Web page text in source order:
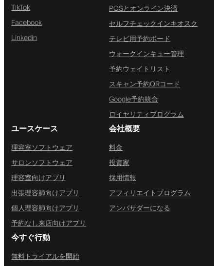
TikTok
Facebook
Linkedin
POSとオンライン決済
セルフチェックインキオスク
テレビ用予約ボード
ウォークインキュー管理
予約ウェイトリスト
スキャン予約QRコード
Google予約統合
ロイヤリティプログラム
ユースケース
理容室ソフトウェア
サロンソフトウェア
理容室向けアプリ
出張理容師向けアプリ
個人理容師向けアプリ
予約なし来店向けアプリ
会社概要
料金
投資家
採用情報
アフィリエイトプログラム
アンバサダーになる
今すぐ行動
無料トライアルを開始